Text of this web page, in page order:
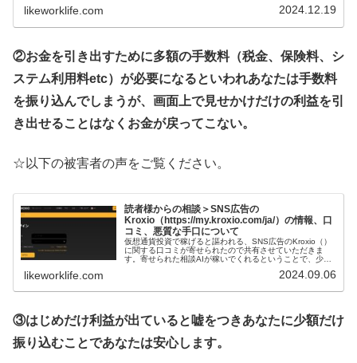
likeworklife.com 2024.12.19
②お金を引き出すために多額の手数料（税金、保険料、シ
ステム利用料etc）が必要になるといわれあなたは手数料
を振り込んでしまうが、画面上で見せかけだけの利益を引
き出せることはなくお金が戻ってこない。
☆以下の被害者の声をご覧ください。
読者様からの相談＞SNS広告の
Kroxio（https://my.kroxio.com/ja/）の情報、口
コミ、悪質な手口について
仮想通貨投資で稼げると謳われる、SNS広告のKroxio（）
に関する口コミが寄せられたので共有させていただきま
す。寄せられた相談AIが稼いでくれるということで、少額
likeworklife.com 2024.09.06
③はじめだけ利益が出ていると嘘をつきあなたに少額だけ
振り込むことであなたは安心します。